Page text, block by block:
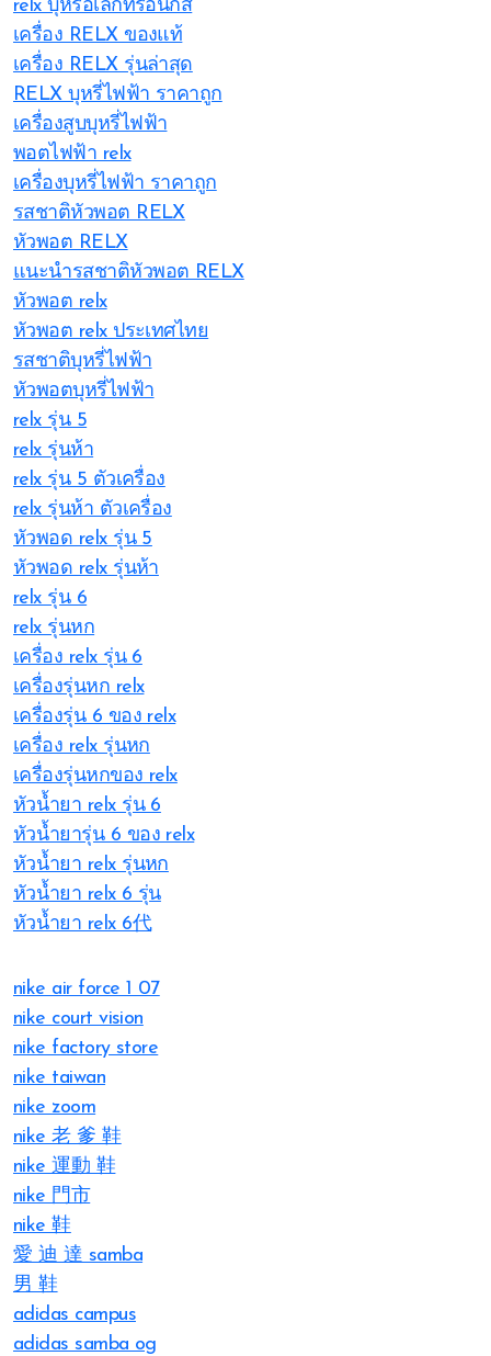
relx บุหรี่อิเล็กทรอนิกส์
เครื่อง RELX ของแท้
เครื่อง RELX รุ่นล่าสุด
RELX บุหรี่ไฟฟ้า ราคาถูก
เครื่องสูบบุหรี่ไฟฟ้า
พอตไฟฟ้า relx
เครื่องบุหรี่ไฟฟ้า ราคาถูก
รสชาติหัวพอต RELX
หัวพอต RELX
แนะนำรสชาติหัวพอต RELX
หัวพอต relx
หัวพอต relx ประเทศไทย
รสชาติบุหรี่ไฟฟ้า
หัวพอตบุหรี่ไฟฟ้า
relx รุ่น 5
relx รุ่นห้า
relx รุ่น 5 ตัวเครื่อง
relx รุ่นห้า ตัวเครื่อง
หัวพอด relx รุ่น 5
หัวพอด relx รุ่นห้า
relx รุ่น 6
relx รุ่นหก
เครื่อง relx รุ่น 6
เครื่องรุ่นหก relx
เครื่องรุ่น 6 ของ relx
เครื่อง relx รุ่นหก
เครื่องรุ่นหกของ relx
หัวน้ำยา relx รุ่น 6
หัวน้ำยารุ่น 6 ของ relx
หัวน้ำยา relx รุ่นหก
หัวน้ำยา relx 6 รุ่น
หัวน้ำยา relx 6代
nike air force 1 07
nike court vision
nike factory store
nike taiwan
nike zoom
nike 老 爹 鞋
nike 運動 鞋
nike 門市
nike 鞋
愛 迪 達 samba
男 鞋
adidas campus
adidas samba og